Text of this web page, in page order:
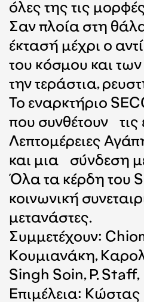
όλες της τις
Σαν πλοία στη
έκτασή μέχρι ο
του κόσμου και
την τεράστια,
Το εναρκτήριο
που συνθέτουν τις
Λεπτομέρειες
και μια σύνδεση
Όλα τα κέρδη του
κοινωνική
μετανάστες.
Συμμετέχουν:
Κουμιανάκη,
Singh Soin, P.
Επιμέλεια: